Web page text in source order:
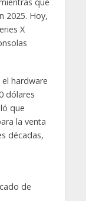
2025. Hoy,
X
hardware
dólares
que
la venta
décadas,